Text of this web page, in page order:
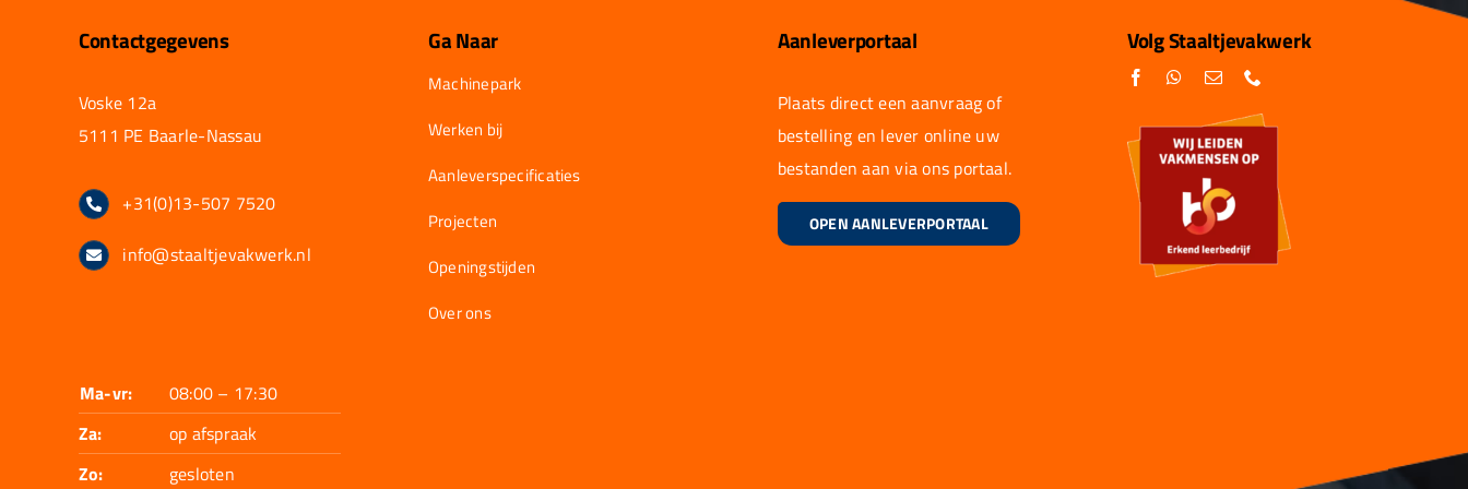
Contactgegevens
Voske 12a
5111 PE Baarle-Nassau
+31(0)13-507 7520
info@staaltjevakwerk.nl
Ma-vr:
08:00 – 17:30
Za:
op afspraak
Zo:
gesloten
Ga Naar
Machinepark
Werken bij
Aanleverspecificaties
Projecten
Openingstijden
Over ons
Aanleverportaal
Plaats direct een aanvraag of
bestelling en lever online uw
bestanden aan via ons portaal.
OPEN AANLEVERPORTAAL
Volg Staaltjevakwerk